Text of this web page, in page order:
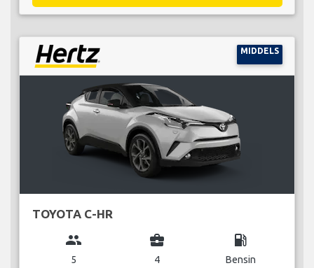
MIDDELS
TOYOTA C-HR
group
5
business_center
4
local_gas_station
Bensin